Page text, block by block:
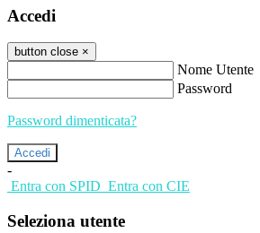
Accedi
button close ×
Nome Utente
Password
Password dimenticata?
-
Entra con SPID Entra con CIE
Seleziona utente